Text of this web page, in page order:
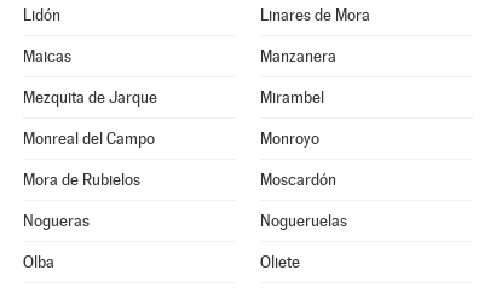
Lidón Linares de Mora
Maicas Manzanera
Mezquita de Jarque Mirambel
Monreal del Campo Monroyo
Mora de Rubielos Moscardón
Nogueras Nogueruelas
Olba Oliete